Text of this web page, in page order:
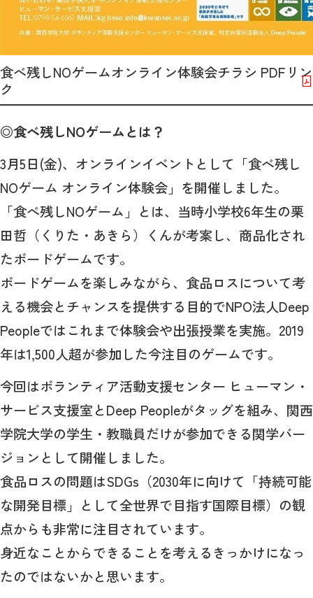
食べ残しNOゲームオンライン体験会チラシ PDFリン
ク
◎食べ残しNOゲームとは？
3月5日(金)、オンラインイベントとして「食べ残し
NOゲーム オンライン体験会」を開催しました。
「食べ残しNOゲーム」とは、当時小学校6年生の栗
田哲（くりた・あきら）くんが考案し、商品化され
たボードゲームです。
ボードゲームを楽しみながら、食品ロスについて考
える機会とチャンスを提供する目的でNPO法人Deep
Peopleではこれまで体験会や出張授業を実施。2019
年は1,500人超が参加した今注目のゲームです。
今回はボランティア活動支援センター ヒューマン・
サービス支援室とDeep Peopleがタッグを組み、関西
学院大学の学生・教職員だけが参加できる関学バー
ジョンとして開催しました。
食品ロスの問題はSDGs（2030年に向けて「持続可能
な開発目標」として全世界で目指す国際目標）の観
点からも非常に注目されています。
身近なことからできることを考えるきっかけになっ
たのではないかと思います。